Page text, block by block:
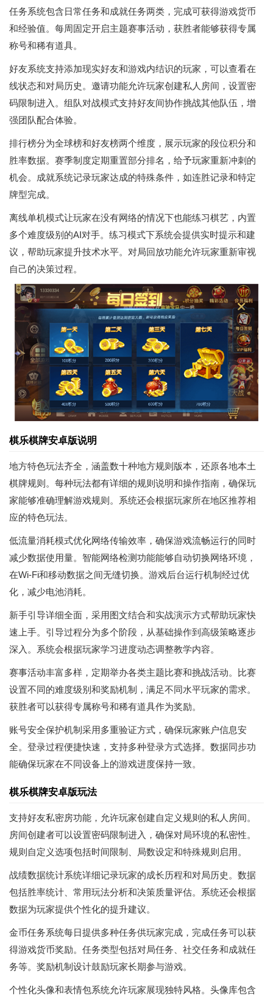
任务系统包含日常任务和成就任务两类，完成可获得游戏货币
和经验值。每周固定开启主题赛事活动，获胜者能够获得专属
称号和稀有道具。
好友系统支持添加现实好友和游戏内结识的玩家，可以查看在
线状态和对局历史。邀请功能允许玩家创建私人房间，设置密
码限制进入。组队对战模式支持好友间协作挑战其他队伍，增
强团队配合体验。
排行榜分为全球榜和好友榜两个维度，展示玩家的段位积分和
胜率数据。赛季制度定期重置部分排名，给予玩家重新冲刺的
机会。成就系统记录玩家达成的特殊条件，如连胜记录和特定
牌型完成。
离线单机模式让玩家在没有网络的情况下也能练习棋艺，内置
多个难度级别的AI对手。练习模式下系统会提供实时提示和建
议，帮助玩家提升技术水平。对局回放功能允许玩家重新审视
自己的决策过程。
棋乐棋牌安卓版说明
地方特色玩法齐全，涵盖数十种地方规则版本，还原各地本土
棋牌规则。每种玩法都有详细的规则说明和操作指南，确保玩
家能够准确理解游戏规则。系统还会根据玩家所在地区推荐相
应的特色玩法。
低流量消耗模式优化网络传输效率，确保游戏流畅运行的同时
减少数据使用量。智能网络检测功能能够自动切换网络环境，
在Wi-Fi和移动数据之间无缝切换。游戏后台运行机制经过优
化，减少电池消耗。
新手引导详细全面，采用图文结合和实战演示方式帮助玩家快
速上手。引导过程分为多个阶段，从基础操作到高级策略逐步
深入。系统会根据玩家学习进度动态调整教学内容。
赛事活动丰富多样，定期举办各类主题比赛和挑战活动。比赛
设置不同的难度级别和奖励机制，满足不同水平玩家的需求。
获胜者可以获得专属称号和稀有道具作为奖励。
账号安全保护机制采用多重验证方式，确保玩家账户信息安
全。登录过程便捷快速，支持多种登录方式选择。数据同步功
能确保玩家在不同设备上的游戏进度保持一致。
棋乐棋牌安卓版玩法
支持好友私密房功能，允许玩家创建自定义规则的私人房间。
房间创建者可以设置密码限制进入，确保对局环境的私密性。
规则自定义选项包括时间限制、局数设定和特殊规则启用。
战绩数据统计系统详细记录玩家的成长历程和对局历史。数据
包括胜率统计、常用玩法分析和决策质量评估。系统还会根据
数据为玩家提供个性化的提升建议。
金币任务系统每日提供多种任务供玩家完成，完成任务可以获
得游戏货币奖励。任务类型包括对局任务、社交任务和成就任
务等。奖励机制设计鼓励玩家长期参与游戏。
个性化头像和表情包系统允许玩家展现独特风格。头像库包含